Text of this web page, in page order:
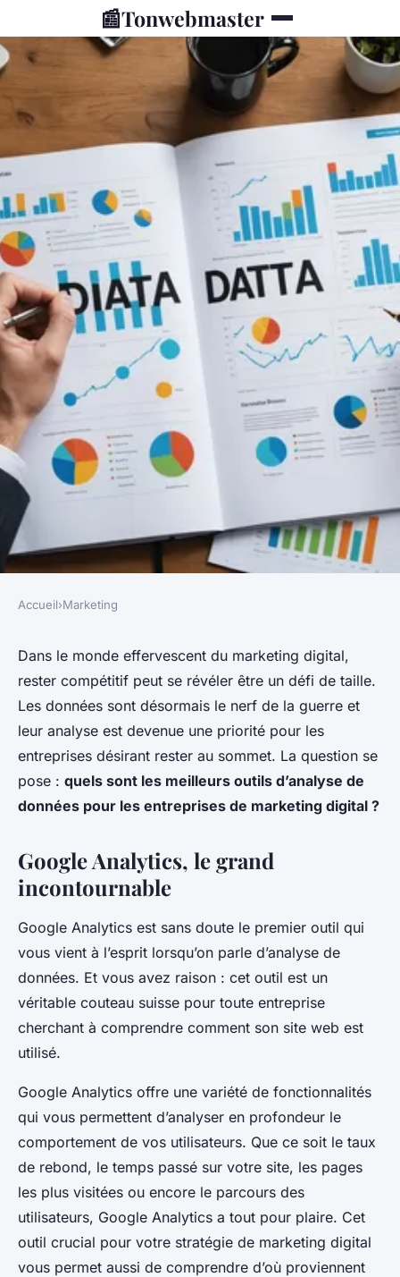
📰Tonwebmaster
Quels sont les meilleurs outils
d'analyse de données pour les
entreprises de marketing
digital ?
berthe• 24 janvier 2024• 5 min de lecture
Accueil›Marketing
Dans le monde effervescent du marketing digital,
rester compétitif peut se révéler être un défi de taille.
Les données sont désormais le nerf de la guerre et
leur analyse est devenue une priorité pour les
entreprises désirant rester au sommet. La question se
pose : quels sont les meilleurs outils d’analyse de
données pour les entreprises de marketing digital ?
Google Analytics, le grand
incontournable
Google Analytics est sans doute le premier outil qui
vous vient à l’esprit lorsqu’on parle d’analyse de
données. Et vous avez raison : cet outil est un
véritable couteau suisse pour toute entreprise
cherchant à comprendre comment son site web est
utilisé.
Google Analytics offre une variété de fonctionnalités
qui vous permettent d’analyser en profondeur le
comportement de vos utilisateurs. Que ce soit le taux
de rebond, le temps passé sur votre site, les pages
les plus visitées ou encore le parcours des
utilisateurs, Google Analytics a tout pour plaire. Cet
outil crucial pour votre stratégie de marketing digital
vous permet aussi de comprendre d’où proviennent